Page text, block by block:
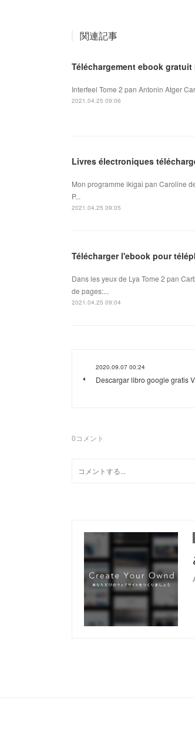
関連記事
Téléchargement ebook
Interfeel Tome 2 pan Antonin Atger
2021.04.25 09:06
Livres électroniques
Mon programme ikigai pan Caroline
P...
2021.04.25 09:05
Télécharger l'ebook pour
Dans les yeux de Lya Tome 2 pan
de pages:...
2021.04.25 09:04
2020.09.07 00:24
Descargar libro google gratis
0コメント